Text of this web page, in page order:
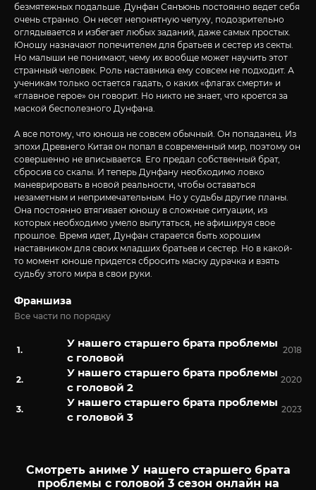
безмятежных подальше. Дунфан Сянъюнь постоянно ведет себя
очень странно. Он несет непонятную чепуху, подозрительно
оглядывается и избегает любых заданий, даже самых простых.
Юношу назначают попечителем для братьев и сестер из секты.
Но малыши не понимают, чему их вообще может научить этот
странный человек. Роль наставника ему совсем не подходит. А
ученикам только остается гадать, о каких «флагах смерти» и
«главное герое» он говорит. Но никто не знает, что кроется за
маской бесполезного Дунфана.
А все потому, что юноша не совсем обычный. Он попаданец. Из
эпохи Древнего Китая он попал в современный мир, поэтому он
совершенно не вписывается. Его предал собственный брат,
сбросив со скалы. И теперь Дунфану необходимо ловко
маневрировать в новой реальности, чтобы оставаться
незаметным и непримечательным. Но у судьбы другие планы.
Она постоянно втягивает юношу в сложные ситуации, из
которых необходимо умело выпутаться, не афишируя свое
прошлое. Время идет, Дунфан старается быть хорошим
наставником для своих младших братьев и сестер. Но в какой-
то момент юноше придется сбросить маску дурачка и взять
судьбу этого мира в свои руки.
Франшиза
Все части по порядку
У нашего старшего брата проблемы
с головой
2018
У нашего старшего брата проблемы
с головой 2
2020
У нашего старшего брата проблемы
с головой 3
2023
Смотреть аниме У нашего старшего брата
проблемы с головой 3 сезон онлайн на